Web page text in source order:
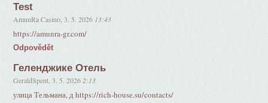
Test
AmunRa Casino ,3. 5. 2026 13:43
https://amunra-gr.com/
Odpovědět
Геленджике Отель
GeraldSpent ,3. 5. 2026 2:13
улица Тельмана, д https://rich-house.su/contacts/